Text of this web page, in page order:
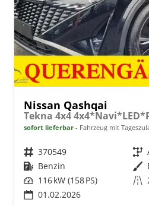
Nissan Qashqai
sofort lieferbar Fahrzeug mit
Fahrzeugnr. 370549 Getriebe
Kraftstoff Benzin Außenfarbe
Leistung 116 kW (158 PS) Kilometerstand
01.02.2026